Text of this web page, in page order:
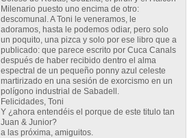
Milenario puesto uno encima de otro:
descomunal. A Toni le veneramos, le
adoramos, hasta le podemos odiar, pero solo
un poquito, una pizca y solo por ese libro que a
publicado: que parece escrito por Cuca Canals
después de haber recibido dentro el alma
espectral de un pequeño ponny azul celeste
martirizado en una sesión de exorcismo en un
polígono industrial de Sabadell.
Felicidades, Toni
Y ¿ahora entendéis el porque de este titulo tan
Juan & Junior?
a las próxima, amiguitos.